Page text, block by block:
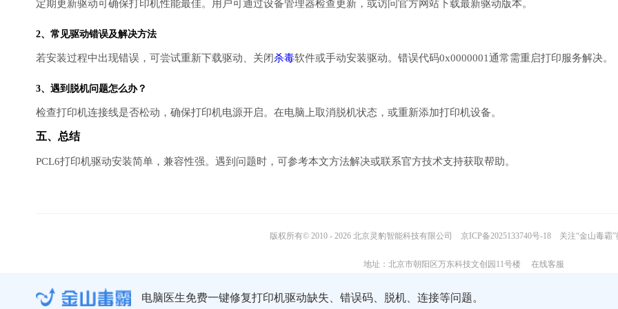
定期更新驱动可确保打印机性能最佳。用户可通过设备管理器检查更新，或访问官方网站下载最新驱动版本。
2、常见驱动错误及解决方法
若安装过程中出现错误，可尝试重新下载驱动、关闭杀毒软件或手动安装驱动。错误代码0x0000001通常需重启打印服务解决。
3、遇到脱机问题怎么办？
检查打印机连接线是否松动，确保打印机电源开启。在电脑上取消脱机状态，或重新添加打印机设备。
五、总结
PCL6打印机驱动安装简单，兼容性强。遇到问题时，可参考本文方法解决或联系官方技术支持获取帮助。
电脑医生免费一键修复打印机驱动缺失、错误码、脱机、连接等问题。
版权所有© 2010 - 2026 北京灵豹智能科技有限公司 京ICP备2025133740号-18 关注“金山毒霸
地址：北京市朝阳区万东科技文创园11号楼 在线客服